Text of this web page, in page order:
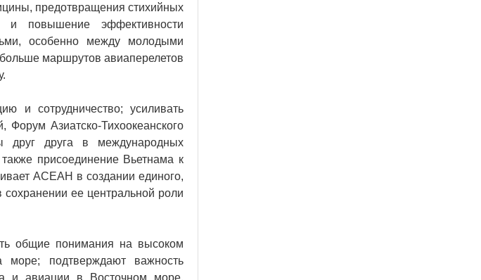
предотвращения стихийных
и повышение эффективности
особенно между молодыми
маршрутов авиаперелетов
и сотрудничество; усиливать
Азиатско-Тихоокеанского
друг друга в международных
присоединение Вьетнама к
АСЕАН в создании единого,
ее центральной роли
общие понимания на высоком
море; подтверждают важность
и авиации в Восточном море,